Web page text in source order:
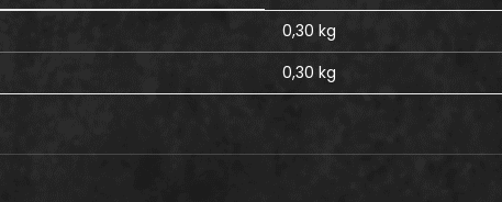
0,30 kg
0,30 kg